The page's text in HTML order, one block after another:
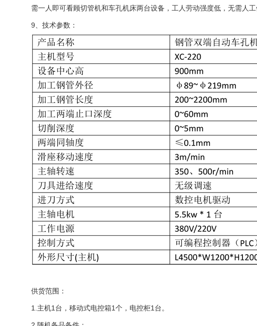
需一人即可看顾切管机和车孔机床两台设备，工人劳动强度低，无需人工
9、技术参数：
供货范围：
1.主机1台，移动式电控箱1个，电控柜1台。